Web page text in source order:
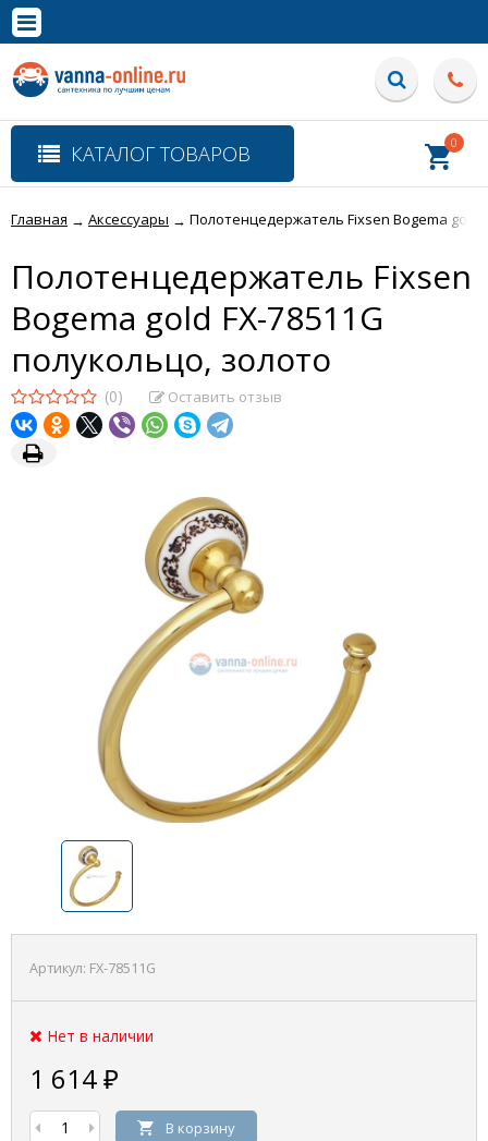
Полная версия сайта
КАТАЛОГ ТОВАРОВ 0
Главная → Аксессуары → Полотенцедержатель Fixsen Bogema gold
Полотенцедержатель Fixsen
Bogema gold FX-78511G
полукольцо, золото
(0) Оставить отзыв
Артикул: FX-78511G
Нет в наличии
1 614₽
В корзину